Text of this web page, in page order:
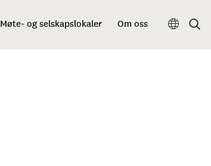
Møte- og selskapslokaler Om oss